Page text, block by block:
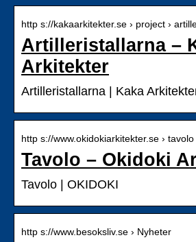
http s://kakaarkitekter.se › project ›
Artilleristallarna –
Arkitekter
Artilleristallarna | Kaka
http s://www.okidokiarkitekter.se › tavolo
Tavolo – Okidoki
Tavolo | OKIDOKI
http s://www.besoksliv.se › Nyheter